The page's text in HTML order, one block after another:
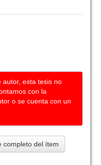
autor, esta tesis no
con la
o se cuenta con un
completo del ítem